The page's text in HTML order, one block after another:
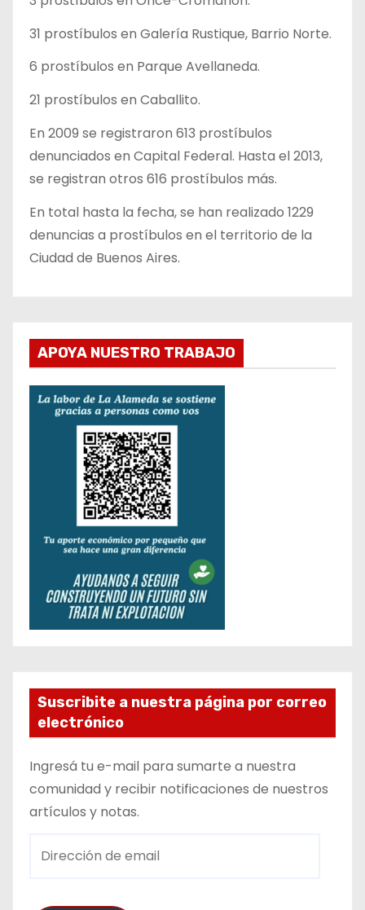
31 prostíbulos en Galería Rustique, Barrio Norte.
6 prostíbulos en Parque Avellaneda.
21 prostíbulos en Caballito.
En 2009 se registraron 613 prostíbulos
denunciados en Capital Federal. Hasta el 2013,
se registran otros 616 prostíbulos más.
En total hasta la fecha, se han realizado 1229
denuncias a prostíbulos en el territorio de la
Ciudad de Buenos Aires.
APOYA NUESTRO TRABAJO
Suscribite a nuestra página por correo
electrónico
Ingresá tu e-mail para sumarte a nuestra
comunidad y recibir notificaciones de nuestros
artículos y notas.